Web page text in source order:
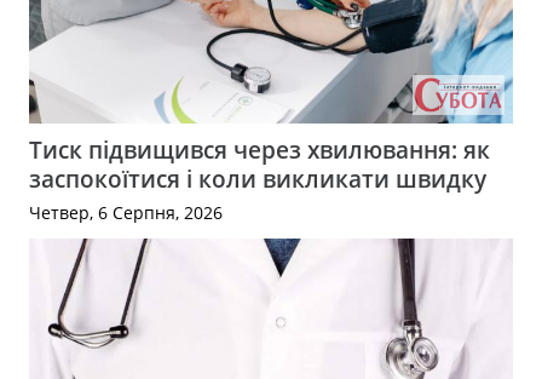
Тиск підвищився через хвилювання: як
заспокоїтися і коли викликати швидку
Четвер, 6 Серпня, 2026